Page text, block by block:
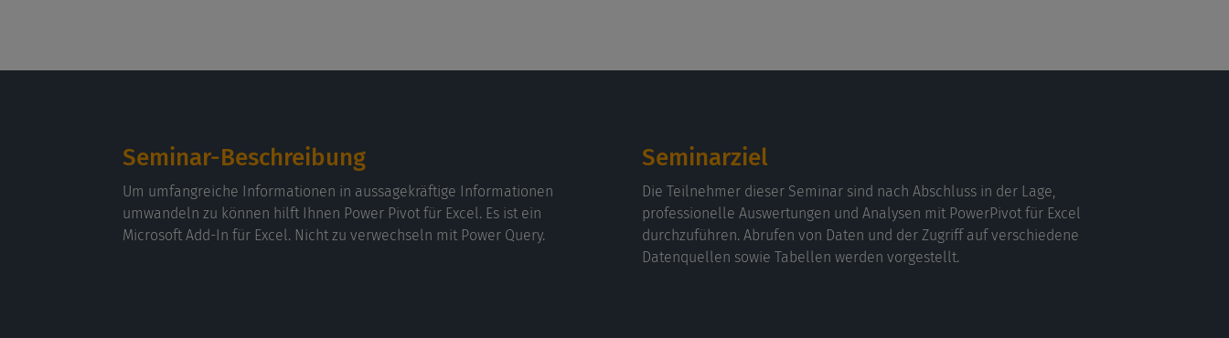
Seminar-Beschreibung
Um umfangreiche Informationen in aussagekräftige Informationen
umwandeln zu können hilft Ihnen Power Pivot für Excel. Es ist ein
Microsoft Add-In für Excel. Nicht zu verwechseln mit Power Query.
Seminarziel
Die Teilnehmer dieser Seminar sind nach Abschluss in der Lage,
professionelle Auswertungen und Analysen mit PowerPivot für Excel
durchzuführen. Abrufen von Daten und der Zugriff auf verschiedene
Datenquellen sowie Tabellen werden vorgestellt.